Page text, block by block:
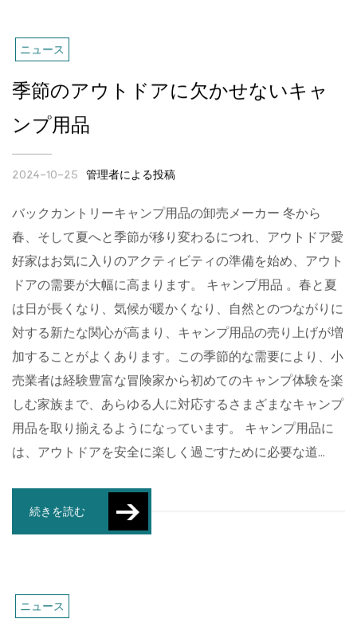
ニュース
季節のアウトドアに欠かせないキャ
ンプ用品
2024-10-25 管理者による投稿
バックカントリーキャンプ用品の卸売メーカー 冬から
春、そして夏へと季節が移り変わるにつれ、アウトドア愛
好家はお気に入りのアクティビティの準備を始め、アウト
ドアの需要が大幅に高まります。 キャンプ用品 。春と夏
は日が長くなり、気候が暖かくなり、自然とのつながりに
対する新たな関心が高まり、キャンプ用品の売り上げが増
加することがよくあります。この季節的な需要により、小
売業者は経験豊富な冒険家から初めてのキャンプ体験を楽
しむ家族まで、あらゆる人に対応するさまざまなキャンプ
用品を取り揃えるようになっています。 キャンプ用品に
は、アウトドアを安全に楽しく過ごすために必要な道...
続きを読む
ニュース